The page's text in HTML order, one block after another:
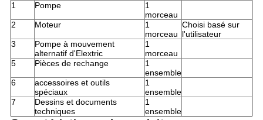
1
Pompe
1
morceau
2
Moteur
1
morceau
Choisi basé sur
l'utilisateur
3
Pompe à mouvement
alternatif d'Elextric
1
morceau
5
Pièces de rechange
1
ensemble
6
accessoires et outils
spéciaux
1
ensemble
7
Dessins et documents
techniques
1
ensemble